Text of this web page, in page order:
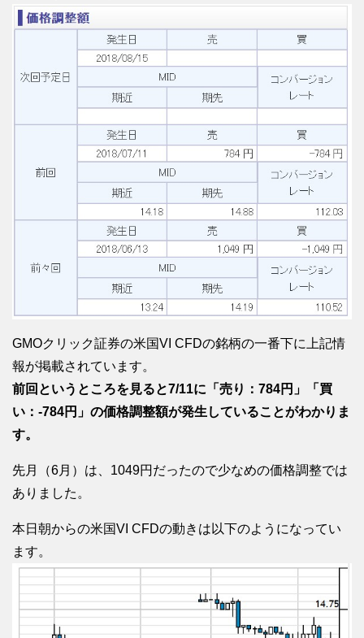
GMOクリック証券の米国VI CFDの銘柄の一番下に上記情
報が掲載されています。
前回というところを見ると7/11に「売り：784円」「買
い：-784円」の価格調整額が発生していることがわかりま
す。
先月（6月）は、1049円だったので少なめの価格調整では
ありました。
本日朝からの米国VI CFDの動きは以下のようになってい
ます。